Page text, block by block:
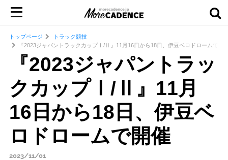
トップページ
トラック競技
『2023ジャパントラックカップⅠ/Ⅱ』11月16日から18日、伊豆ベロドロームで開
『2023ジャパントラッ
クカップⅠ/Ⅱ』11月
16日から18日、伊豆ベ
ロドロームで開催
2023/11/01